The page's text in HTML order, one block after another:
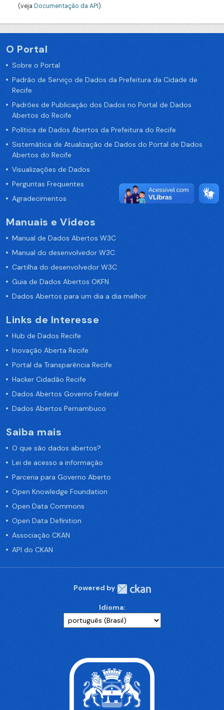
(veja Documentação da API).
O Portal
Sobre o Portal
Padrão de Serviço de Dados da Prefeitura da Cidade de
Recife
Padrões de Publicação dos Dados no Portal de Dados
Abertos do Recife
Política de Dados Abertos da Prefeitura do Recife
Sistemática de Atualização de Dados do Portal de Dados
Abertos do Recife
Visualizações de Dados
Perguntas Frequentes
Agradecimentos
Manuais e Vídeos
Manual de Dados Abertos W3C
Manual do desenvolvedor W3C
Cartilha do desenvolvedor W3C
Guia de Dados Abertos OKFN
Dados Abertos para um dia a dia melhor
Links de Interesse
Hub de Dados Recife
Inovação Aberta Recife
Portal da Transparência Recife
Hacker Cidadão Recife
Dados Abertos Governo Federal
Dados Abertos Pernambuco
Saiba mais
O que são dados abertos?
Lei de acesso a informação
Parceria para Governo Aberto
Open Knowledge Foundation
Open Data Commons
Open Data Definition
Associação CKAN
API do CKAN
Powered by
Idioma